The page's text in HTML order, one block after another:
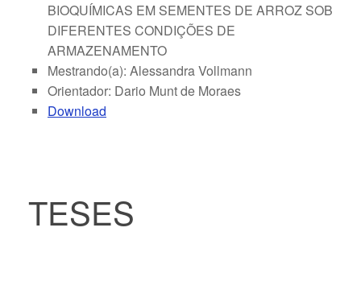
BIOQUÍMICAS EM SEMENTES DE ARROZ SOB
DIFERENTES CONDIÇÕES DE
ARMAZENAMENTO
Mestrando(a): Alessandra Vollmann
Orientador: Dario Munt de Moraes
Download
TESES